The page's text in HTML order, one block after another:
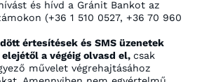
és hívd a Gránit Bankot az
(+36 1 510 0527, +36 70 960
értesítések és SMS üzenetek
a végéig olvasd el, csak
művelet végrehajtásához